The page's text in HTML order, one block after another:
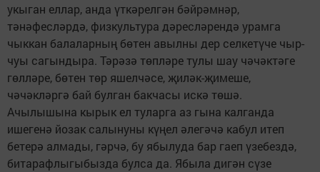
укыган еллар, анда үткәрелгән бәйрәмнәр,
тәнәфесләрдә, физкультура дәресләрендә урамга
чыккан балаларның бөтен авылны дер селкетүче чыр-
чуы сагындыра. Тәрәзә төпләре тулы шау чәчәктәге
гөлләре, бөтен төр яшелчәсе, җиләк-җимеше,
чәчәкләргә бай булган бакчасы искә төшә.
Ачылышына кырык ел туларга аз гына калганда
ишегенә йозак салынуны күңел әлегәчә кабул итеп
бетерә алмады, гәрчә, бу ябылуда бар гаеп үзебездә,
битарафлыгыбызда булса да. Ябыла дигән сүзе